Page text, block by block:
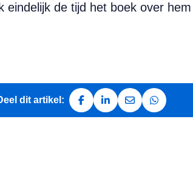
eindelijk de tijd het boek over
dit artikel:
Deel op Facebook
Deel op LinkedIn
Deel via e-mail
Deel via